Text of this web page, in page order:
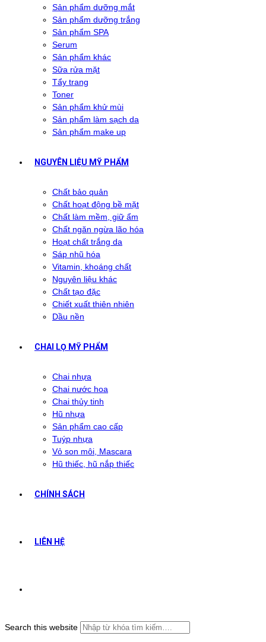
Sản phẩm dưỡng mắt
Sản phẩm dưỡng trắng
Sản phẩm SPA
Serum
Sản phẩm khác
Sữa rửa mặt
Tẩy trang
Toner
Sản phẩm khử mùi
Sản phẩm làm sạch da
Sản phẩm make up
NGUYÊN LIỆU MỸ PHẨM
Chất bảo quản
Chất hoạt động bề mặt
Chất làm mềm, giữ ẩm
Chất ngăn ngừa lão hóa
Hoạt chất trắng da
Sáp nhũ hóa
Vitamin, khoáng chất
Nguyên liệu khác
Chất tạo đặc
Chiết xuất thiên nhiên
Dầu nền
CHAI LỌ MỸ PHẨM
Chai nhựa
Chai nước hoa
Chai thủy tinh
Hũ nhựa
Sản phẩm cao cấp
Tuýp nhựa
Vỏ son môi, Mascara
Hũ thiếc, hũ nắp thiếc
CHÍNH SÁCH
LIÊN HỆ
Search this website